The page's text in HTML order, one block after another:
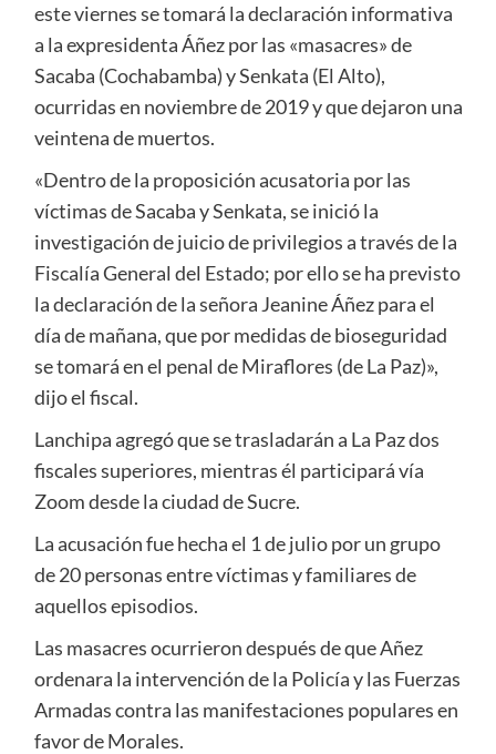
este viernes se tomará la declaración informativa
a la expresidenta Áñez por las «masacres» de
Sacaba (Cochabamba) y Senkata (El Alto),
ocurridas en noviembre de 2019 y que dejaron una
veintena de muertos.
«Dentro de la proposición acusatoria por las
víctimas de Sacaba y Senkata, se inició la
investigación de juicio de privilegios a través de la
Fiscalía General del Estado; por ello se ha previsto
la declaración de la señora Jeanine Áñez para el
día de mañana, que por medidas de bioseguridad
se tomará en el penal de Miraflores (de La Paz)»,
dijo el fiscal.
Lanchipa agregó que se trasladarán a La Paz dos
fiscales superiores, mientras él participará vía
Zoom desde la ciudad de Sucre.
La acusación fue hecha el 1 de julio por un grupo
de 20 personas entre víctimas y familiares de
aquellos episodios.
Las masacres ocurrieron después de que Añez
ordenara la intervención de la Policía y las Fuerzas
Armadas contra las manifestaciones populares en
favor de Morales.